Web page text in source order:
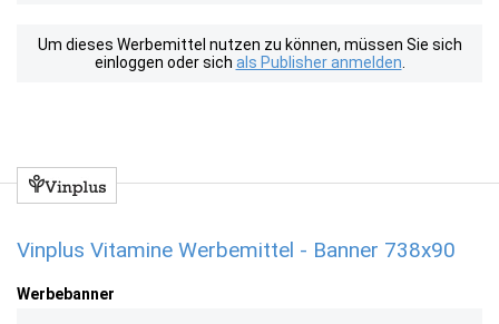
Um dieses Werbemittel nutzen zu können, müssen Sie sich
einloggen oder sich als Publisher anmelden
Vinplus Vitamine Werbemittel - Banner 738x90
Werbebanner